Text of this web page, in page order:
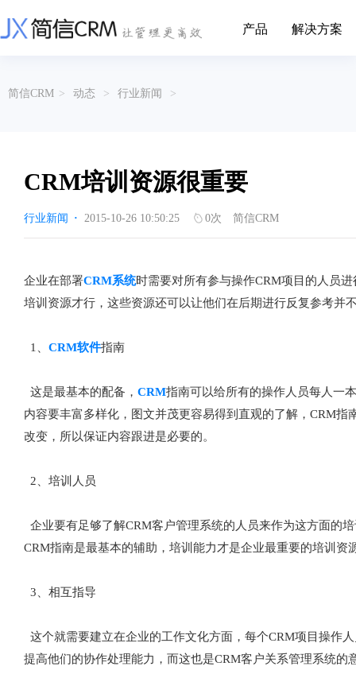
产品
营销云
从营销获客到商机转化的全流程管理
渠道云
融合分公司、经销商、总部伙伴管理
涵盖多种售前/后服务元素功能和接入
解决方案
挖现有客户价值以及开发更多新...
传媒企业自身由于数字化传媒的发
展，对其内部控制建设和完善也是...
进装修行业往
互联网等相关信息技术的发展是支撑
互联网金融模式发展的基石，给...
通过数字化方
享受个性化的
帮助文档
以CRM产品为基础的功能点
关于简信
免责声明
简信CRM > 动态 > 行业新闻 >
CRM培训资源很重要
行业新闻 · 2015-10-26 10:50:25 0次 简信CRM
企业在部署CRM系统时需要对所有参与操作CRM项目的人员
培训资源才行，这些资源还可以让他们在后期进行反复参考并
1、 CRM软件指南
这是最基本的配备， CRM指南可以给所有的操作人员每人一
内容要丰富多样化，图文并茂更容易得到直观的了解，CRM
改变，所以保证内容跟进是必要的。
2、培训人员
企业要有足够了解CRM客户管理系统的人员来作为这方面的
CRM指南是最基本的辅助，培训能力才是企业最重要的培训
3、相互指导
这个就需要建立在企业的工作文化方面，每个CRM项目操作
提高他们的协作处理能力，而这也是CRM客户关系管理系统